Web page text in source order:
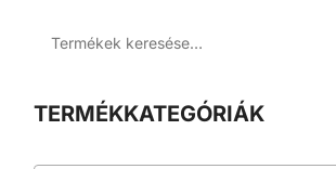
TERMÉKKATEGÓRIÁK